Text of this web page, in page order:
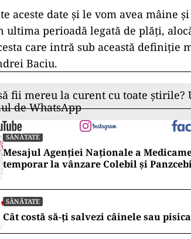
aceste date și le vom avea mâine
ultima perioadă legată de plăți,
care intră sub această definiție
Baciu.
fii mereu la curent cu toate știrile?
de WhatsApp
SĂNĂTATE
Mesajul Agenției Naționale a
temporar la vânzare Colebil și
SĂNĂTATE
Cât costă să-ți salvezi câinele sau